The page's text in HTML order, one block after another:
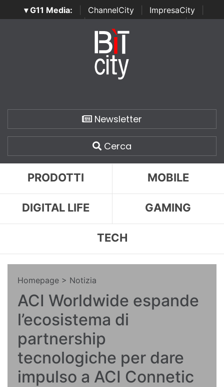
▾ G11 Media: ChannelCity ImpresaCity
SecurityOpenLab | Italian Channel Awards | Italian
Italian Security Awards
Newsletter
Cerca
PRODOTTI MOBILE
DIGITAL LIFE GAMING
TECH
Homepage > Notizia
ACI Worldwide espande
l’ecosistema di
partnership
tecnologiche per dare
impulso a ACI Connetic